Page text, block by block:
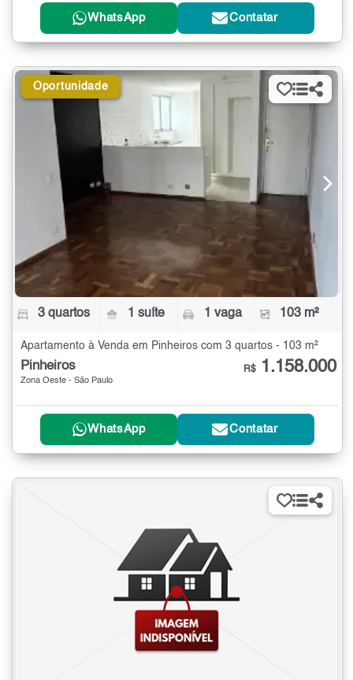
WhatsApp Contatar
Oportunidade
3 quartos 1 suíte 1 vaga 103 m²
Apartamento à Venda em Pinheiros com 3 quartos - 103 m²
Pinheiros
Zona Oeste - São Paulo
R$ 1.158.000
WhatsApp Contatar